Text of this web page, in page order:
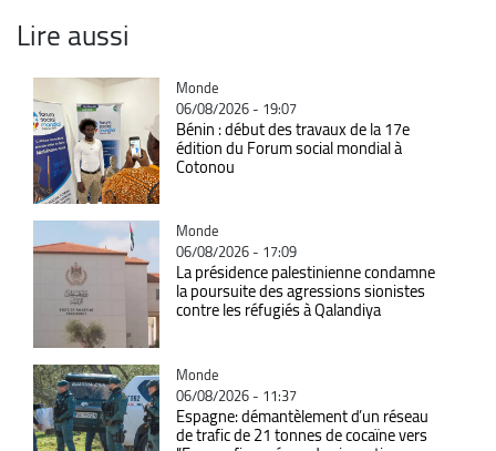
Lire aussi
Catégorie
Monde
06/08/2026 - 19:07
Bénin : début des travaux de la 17e
édition du Forum social mondial à
Cotonou
Catégorie
Monde
06/08/2026 - 17:09
La présidence palestinienne condamne
la poursuite des agressions sionistes
contre les réfugiés à Qalandiya
Catégorie
Monde
06/08/2026 - 11:37
Espagne: démantèlement d’un réseau
de trafic de 21 tonnes de cocaïne vers